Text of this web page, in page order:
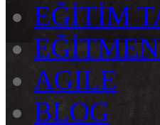
EĞİTİM
AGILE
BLOG